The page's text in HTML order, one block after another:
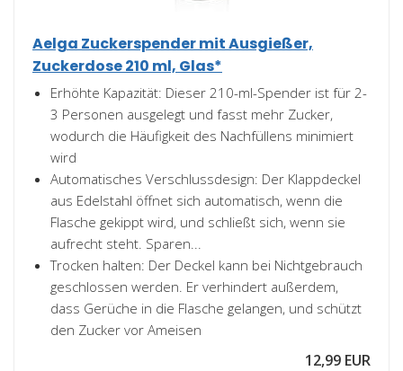
Aelga Zuckerspender mit Ausgießer,
Zuckerdose 210 ml, Glas*
Erhöhte Kapazität: Dieser 210-ml-Spender ist für 2-
3 Personen ausgelegt und fasst mehr Zucker,
wodurch die Häufigkeit des Nachfüllens minimiert
wird
Automatisches Verschlussdesign: Der Klappdeckel
aus Edelstahl öffnet sich automatisch, wenn die
Flasche gekippt wird, und schließt sich, wenn sie
aufrecht steht. Sparen...
Trocken halten: Der Deckel kann bei Nichtgebrauch
geschlossen werden. Er verhindert außerdem,
dass Gerüche in die Flasche gelangen, und schützt
den Zucker vor Ameisen
12,99 EUR